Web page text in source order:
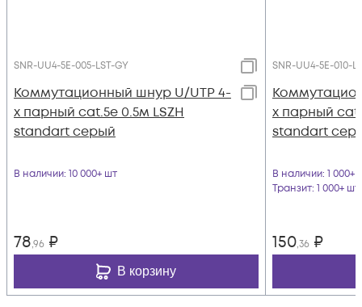
SNR-UU4-5E-005-LST-GY
Коммутационный шнур U/UTP 4-
х парный cat.5e 0.5м LSZH
standart серый
В наличии: 10 000+ шт
78,96 ₽
В корзину
SNR-UU4-5E-010-
х парный
standart
В наличии: 1 000+
Транзит: 1 000+ шт
150,36 ₽